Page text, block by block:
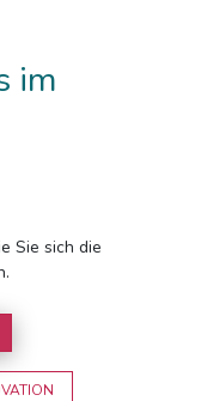
im
Sie sich die